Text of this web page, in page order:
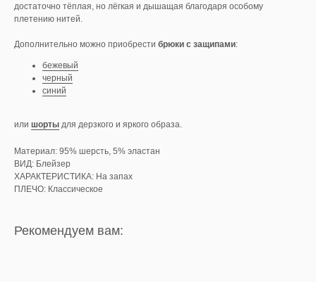
достаточно тёплая, но лёгкая и дышащая благодаря особому
плетению нитей.
Дополнительно можно приобрести брюки с защипами:
бежевый
черный
синий
или шорты для дерзкого и яркого образа.
Материал: 95% шерсть, 5% эластан
ВИД: Блейзер
ХАРАКТЕРИСТИКА: На запах
ПЛЕЧО: Классическое
Рекомендуем вам: